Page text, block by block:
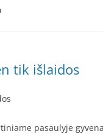
tik išlaidos
pasaulyje